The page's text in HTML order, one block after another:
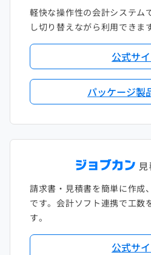
軽快な操作性の会計システム
し切り替えながら利用できま
公式サ
パッケージ製
請求書・見積書を簡単に作成
です。会計ソフト連携で工数
す。
公式サ